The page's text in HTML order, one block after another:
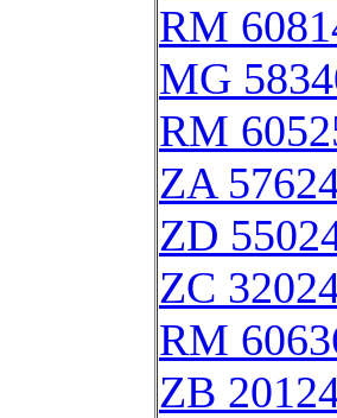
RM
MG
RM
ZA
ZD
ZC
RM
ZB